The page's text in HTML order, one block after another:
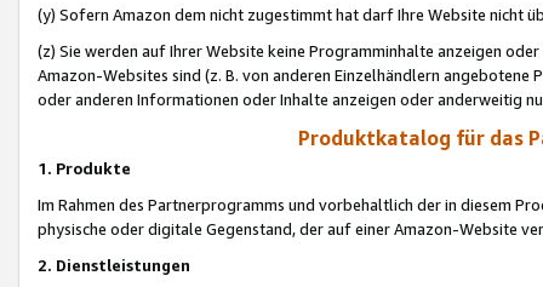
(y) Sofern Amazon dem nicht zugestimmt hat darf Ihre Website nicht
(z) Sie werden auf Ihrer Website keine Programminhalte anzeigen
Amazon-Websites sind (z. B. von anderen Einzelhändlern
oder anderen Informationen oder Inhalte anzeigen oder anderweitig
Produktkatalog für das
1. Produkte
Im Rahmen des Partnerprogramms und vorbehaltlich der in diesem
physische oder digitale Gegenstand, der auf einer Amazon-Website
2. Dienstleistungen